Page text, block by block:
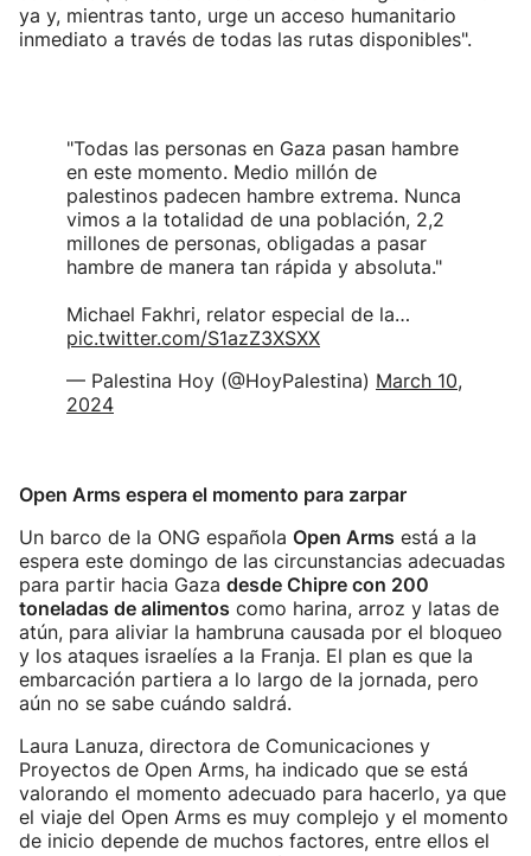
ya y, mientras tanto, urge un acceso humanitario
inmediato a través de todas las rutas disponibles".
"Todas las personas en Gaza pasan hambre
en este momento. Medio millón de
palestinos padecen hambre extrema. Nunca
vimos a la totalidad de una población, 2,2
millones de personas, obligadas a pasar
hambre de manera tan rápida y absoluta."
Michael Fakhri, relator especial de la…
pic.twitter.com/S1azZ3XSXX
— Palestina Hoy (@HoyPalestina) March 10,
2024
Open Arms espera el momento para zarpar
Un barco de la ONG española Open Arms está a la
espera este domingo de las circunstancias adecuadas
para partir hacia Gaza desde Chipre con 200
toneladas de alimentos como harina, arroz y latas de
atún, para aliviar la hambruna causada por el bloqueo
y los ataques israelíes a la Franja. El plan es que la
embarcación partiera a lo largo de la jornada, pero
aún no se sabe cuándo saldrá.
Laura Lanuza, directora de Comunicaciones y
Proyectos de Open Arms, ha indicado que se está
valorando el momento adecuado para hacerlo, ya que
el viaje del Open Arms es muy complejo y el momento
de inicio depende de muchos factores, entre ellos el